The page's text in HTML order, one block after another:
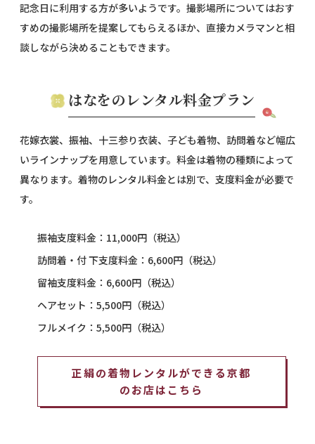
記念日に利用する方が多いようです。撮影場所についてはおす
すめの撮影場所を提案してもらえるほか、直接カメラマンと相
談しながら決めることもできます。
はなをのレンタル料金プラン
花嫁衣裳、振袖、十三参り衣装、子ども着物、訪問着など幅広
いラインナップを用意しています。料金は着物の種類によって
異なります。着物のレンタル料金とは別で、支度料金が必要で
す。
​振袖支度料金：11,000円（税込）
​訪問着・付 下支度料金：6,600円（税込）
留袖支度料金：6,600円（税込）
ヘアセット：5,500円（税込）
フルメイク：5,500円（税込）
正絹の着物レンタルができる京都
のお店はこちら